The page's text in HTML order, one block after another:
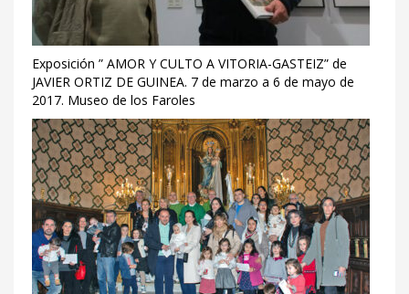
Exposición ” AMOR Y CULTO A VITORIA-GASTEIZ” de
JAVIER ORTIZ DE GUINEA. 7 de marzo a 6 de mayo de
2017. Museo de los Faroles